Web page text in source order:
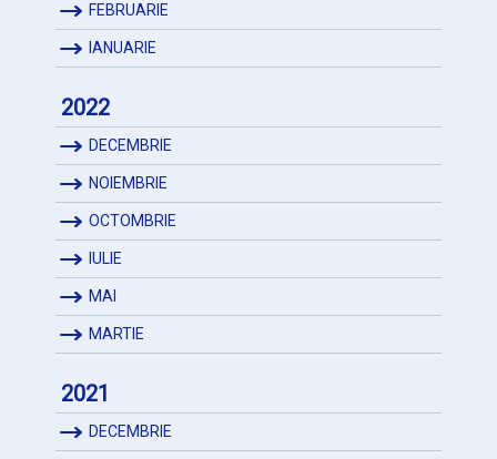
FEBRUARIE
IANUARIE
2022
DECEMBRIE
NOIEMBRIE
OCTOMBRIE
IULIE
MAI
MARTIE
2021
DECEMBRIE